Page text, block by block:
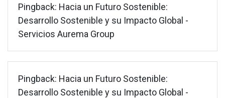
Pingback: Hacia un Futuro Sostenible:
Desarrollo Sostenible y su Impacto Global -
Servicios Aurema Group
Pingback: Hacia un Futuro Sostenible:
Desarrollo Sostenible y su Impacto Global -